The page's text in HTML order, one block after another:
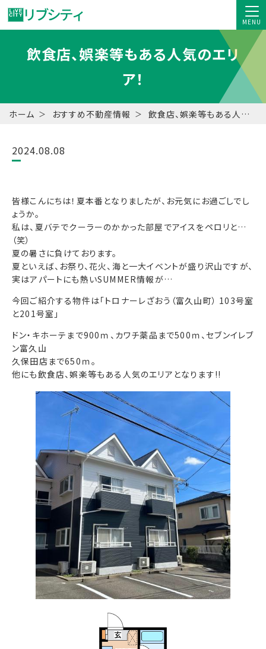
MENU
飲食店、娯楽等もある人気のエリ
ア！
ホーム おすすめ不動産情報 飲食店、娯楽等もある人気のエリア！
2024.08.08
皆様こんにちは！夏本番となりましたが、お元気にお過ごしでし
ょうか。
私は、夏バテでクーラーのかかった部屋でアイスをペロリと…
（笑）
夏の暑さに負けております。
夏といえば、お祭り、花火、海と一大イベントが盛り沢山ですが、
実はアパートにも熱いSUMMER情報が…
今回ご紹介する物件は「トロナーレざおう（富久山町） 103号室
と201号室」
ドン・キホーテまで900ｍ、カワチ薬品まで500ｍ、セブンイレブ
ン富久山
久保田店まで650ｍ。
他にも飲食店、娯楽等もある人気のエリアとなります!!